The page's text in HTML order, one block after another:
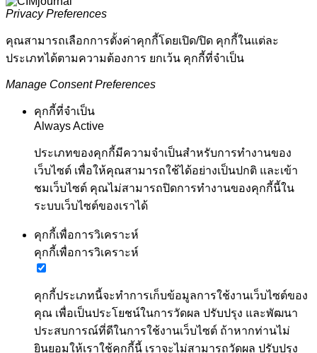
Privacy Preferences
คุณสามารถเลือกการตั้งค่าคุกกี้โดยเปิด/ปิด คุกกี้ในแต่ละ
ประเภทได้ตามความต้องการ ยกเว้น คุกกี้ที่จำเป็น
Manage Consent Preferences
คุกกี้ที่จำเป็น
Always Active
ประเภทของคุกกี้มีความจำเป็นสำหรับการทำงานของ
เว็บไซต์ เพื่อให้คุณสามารถใช้ได้อย่างเป็นปกติ และเข้า
ชมเว็บไซต์ คุณไม่สามารถปิดการทำงานของคุกกี้นี้ใน
ระบบเว็บไซต์ของเราได้
คุกกี้เพื่อการวิเคราะห์
คุกกี้เพื่อการวิเคราะห์
คุกกี้ประเภทนี้จะทำการเก็บข้อมูลการใช้งานเว็บไซต์ของ
คุณ เพื่อเป็นประโยชน์ในการวัดผล ปรับปรุง และพัฒนา
ประสบการณ์ที่ดีในการใช้งานเว็บไซต์ ถ้าหากท่านไม่
ยินยอมให้เราใช้คุกกี้นี้ เราจะไม่สามารถวัดผล ปรับปรุง